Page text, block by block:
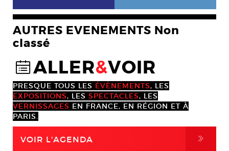
AUTRES EVENEMENTS Non
classé
@ALLER&VOIR
PRESQUE TOUS LES ÉVÈNEMENTS, LES
EXPOSITIONS, LES SPECTACLES, LES
VERNISSAGES EN FRANCE, EN RÉGION ET À
PARIS.
VOIR L'AGENDA ,